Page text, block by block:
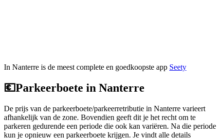
In Nanterre is de meest complete en goedkoopste app Seety
💶Parkeerboete in Nanterre
De prijs van de parkeerboete/parkeerretributie in Nanterre varieert
afhankelijk van de zone. Bovendien geeft dit je het recht om te
parkeren gedurende een periode die ook kan variëren. Na die periode
kun je opnieuw een parkeerboete krijgen. Je vindt alle details